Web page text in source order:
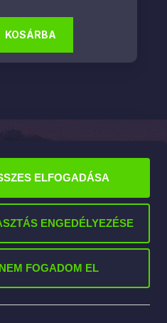
ELFOGADÁSA
ENGEDÉLYEZÉSE
NEM FOGADOM EL
KOSÁRBA